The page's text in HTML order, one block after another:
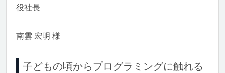
役社長
南雲 宏明 様
子どもの頃からプログラミングに触れる